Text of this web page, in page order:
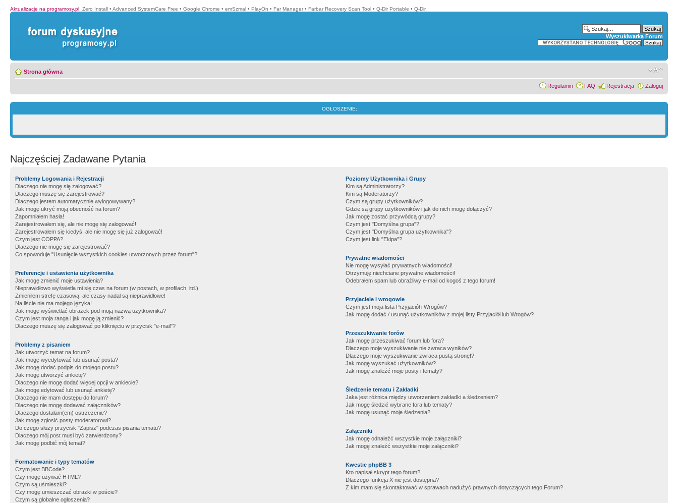
Aktualizacje na programosy.pl: Zero Install • Advanced SystemCare Free • Google Chrome • emSzmal • PlayOn • Far Manager • Farbar Recovery Scan Tool • Q-Dir Portable • Q-Dir
Wyszukiwarka Forum
Strona główna
Regulamin FAQ Rejestracja Zaloguj
OGŁOSZENIE:
Najczęściej Zadawane Pytania
Problemy Logowania i Rejestracji
Dlaczego nie mogę się zalogować?
Dlaczego muszę się zarejestrować?
Dlaczego jestem automatycznie wylogowywany?
Jak mogę ukryć moją obecność na forum?
Zapomniałem hasła!
Zarejestrowałem się, ale nie mogę się zalogować!
Zarejestrowałem się kiedyś, ale nie mogę się już zalogować!
Czym jest COPPA?
Dlaczego nie mogę się zarejestrować?
Co spowoduje "Usunięcie wszystkich cookies utworzonych przez forum"?
Preferencje i ustawienia użytkownika
Jak mogę zmienić moje ustawienia?
Nieprawidłowo wyświetla mi się czas na forum (w postach, w profilach, itd.)
Zmieniłem strefę czasową, ale czasy nadal są nieprawidłowe!
Na liście nie ma mojego języka!
Jak mogę wyświetlać obrazek pod moją nazwą użytkownika?
Czym jest moja ranga i jak mogę ją zmienić?
Dlaczego muszę się zalogować po kliknięciu w przycisk "e-mail"?
Problemy z pisaniem
Jak utworzyć temat na forum?
Jak mogę wyedytować lub usunąć posta?
Jak mogę dodać podpis do mojego postu?
Jak mogę utworzyć ankietę?
Dlaczego nie mogę dodać więcej opcji w ankiecie?
Jak mogę edytować lub usunąć ankietę?
Dlaczego nie mam dostępu do forum?
Dlaczego nie mogę dodawać załączników?
Dlaczego dostałam(em) ostrzeżenie?
Jak mogę zgłosić posty moderatorowi?
Do czego służy przycisk "Zapisz" podczas pisania tematu?
Dlaczego mój post musi być zatwierdzony?
Jak mogę podbić mój temat?
Formatowanie i typy tematów
Czym jest BBCode?
Czy mogę używać HTML?
Czym są uśmieszki?
Czy mogę umieszczać obrazki w poście?
Czym są globalne ogłoszenia?
Poziomy Użytkownika i Grupy
Kim są Administratorzy?
Kim są Moderatorzy?
Czym są grupy użytkowników?
Gdzie są grupy użytkowników i jak do nich mogę dołączyć?
Jak mogę zostać przywódcą grupy?
Czym jest "Domyślna grupa"?
Czym jest "Domyślna grupa użytkownika"?
Czym jest link "Ekipa"?
Prywatne wiadomości
Nie mogę wysyłać prywatnych wiadomości!
Otrzymuję niechciane prywatne wiadomości!
Odebrałem spam lub obraźliwy e-mail od kogoś z tego forum!
Przyjaciele i wrogowie
Czym jest moja lista Przyjaciół i Wrogów?
Jak mogę dodać / usunąć użytkowników z mojej listy Przyjaciół lub Wrogów?
Przeszukiwanie forów
Jak mogę przeszukiwać forum lub fora?
Dlaczego moje wyszukiwanie nie zwraca wyników?
Dlaczego moje wyszukiwanie zwraca pustą stronę!?
Jak mogę wyszukać użytkowników?
Jak mogę znaleźć moje posty i tematy?
Śledzenie tematu i Zakładki
Jaka jest różnica między utworzeniem zakładki a śledzeniem?
Jak mogę śledzić wybrane fora lub tematy?
Jak mogę usunąć moje śledzenia?
Załączniki
Jak mogę odnaleźć wszystkie moje załączniki?
Jak mogę znaleźć wszystkie moje załączniki?
Kwestie phpBB 3
Kto napisał skrypt tego forum?
Dlaczego funkcja X nie jest dostępna?
Z kim mam się skontaktować w sprawach nadużyć prawnych dotyczących tego Forum?